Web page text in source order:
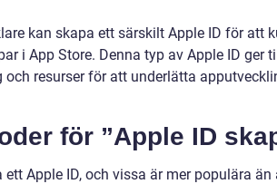
kan skapa ett särskilt Apple ID för att
i App Store. Denna typ av Apple ID ger
resurser för att underlätta
för ”Apple ID
Apple ID, och vissa är mer populära än